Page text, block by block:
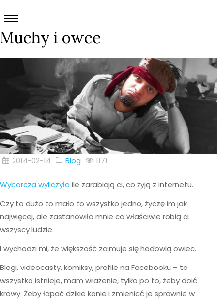
Muchy i owce
2014-02-14 Blog 1171
Wyborcza wyliczyła ile zarabiają ci, co żyją z internetu.
Czy to dużo to mało to wszystko jedno, życzę im jak
najwięcej, ale zastanowiło mnie co właściwie robią ci
wszyscy ludzie.
I wychodzi mi, że większość zajmuje się hodowlą owiec.
Blogi, videocasty, komiksy, profile na Facebooku – to
wszystko istnieje, mam wrażenie, tylko po to, żeby doić
krowy. Żeby łapać dzikie konie i zmieniać je sprawnie w